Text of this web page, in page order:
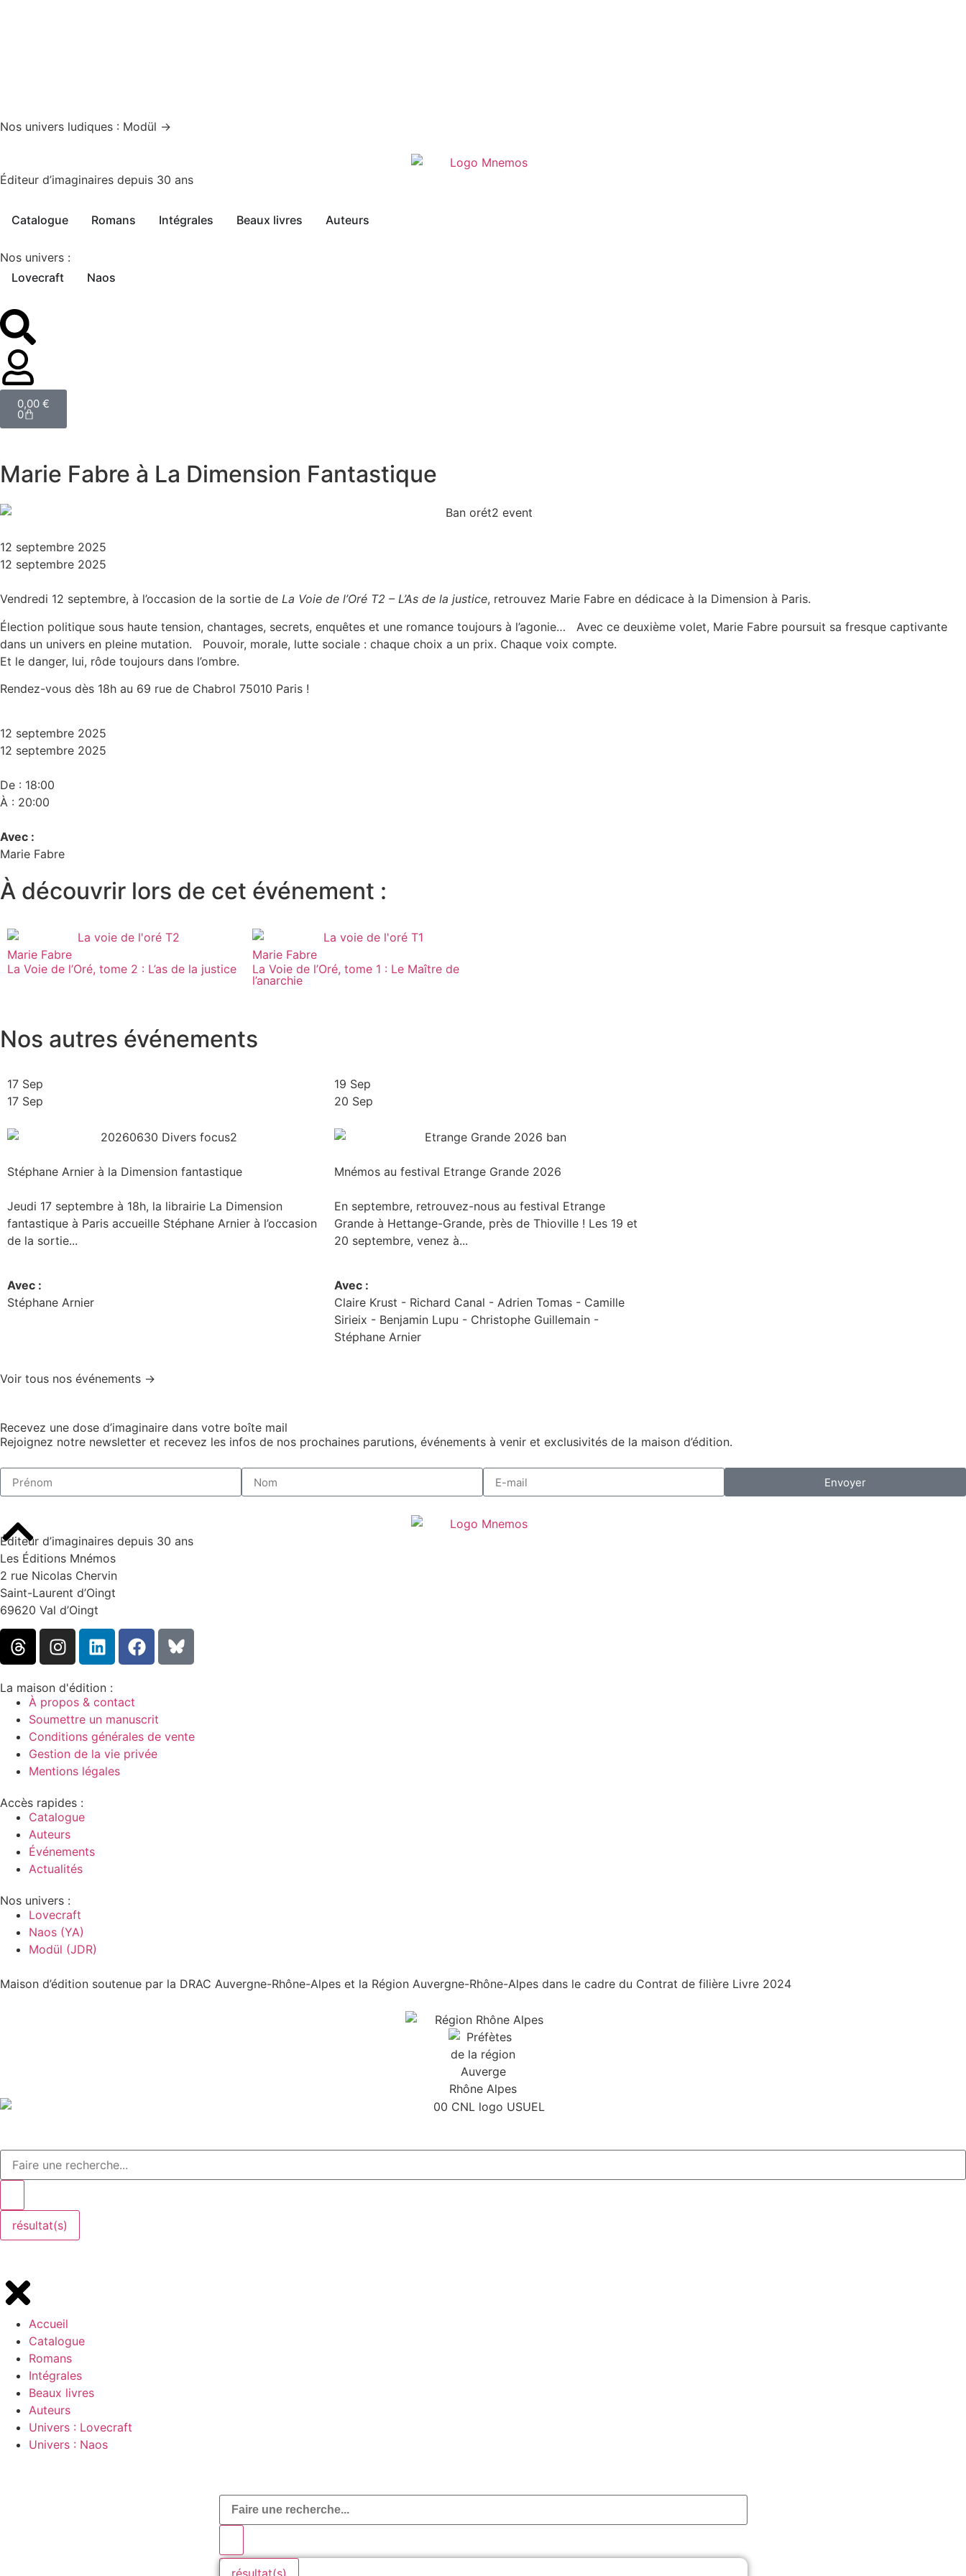
Nos univers ludiques : Modül →
Éditeur d’imaginaires depuis 30 ans
Catalogue Romans Intégrales Beaux livres Auteurs
Nos univers :
Lovecraft
Naos
0,00 €
0
Marie Fabre à La Dimension Fantastique
12 septembre 2025
12 septembre 2025
Vendredi 12 septembre, à l’occasion de la sortie de La Voie de l’Oré T2 – L’As de la justice, retrouvez Marie Fabre en dédicace à la Dimension à Paris.
Élection politique sous haute tension, chantages, secrets, enquêtes et une romance toujours à l’agonie… Avec ce deuxième volet, Marie Fabre poursuit sa fresque captivante
dans un univers en pleine mutation. Pouvoir, morale, lutte sociale : chaque choix a un prix. Chaque voix compte.
Et le danger, lui, rôde toujours dans l’ombre.
Rendez-vous dès 18h au 69 rue de Chabrol 75010 Paris !
12 septembre 2025
12 septembre 2025
De : 18:00
À : 20:00
Avec :
Marie Fabre
À découvrir lors de cet événement :
Marie Fabre
La Voie de l’Oré, tome 2 : L’as de la justice
Marie Fabre
La Voie de l’Oré, tome 1 : Le Maître de
l’anarchie
Nos autres événements
17 Sep
17 Sep
Stéphane Arnier à la Dimension fantastique
Jeudi 17 septembre à 18h, la librairie La Dimension
fantastique à Paris accueille Stéphane Arnier à l’occasion
de la sortie...
Avec :
Stéphane Arnier
19 Sep
20 Sep
Mnémos au festival Etrange Grande 2026
En septembre, retrouvez-nous au festival Etrange
Grande à Hettange-Grande, près de Thioville ! Les 19 et
20 septembre, venez à...
Avec :
Claire Krust - Richard Canal - Adrien Tomas - Camille
Sirieix - Benjamin Lupu - Christophe Guillemain -
Stéphane Arnier
Voir tous nos événements →
Recevez une dose d’imaginaire dans votre boîte mail
Rejoignez notre newsletter et recevez les infos de nos prochaines parutions, événements à venir et exclusivités de la maison d’édition.
Envoyer
Éditeur d’imaginaires depuis 30 ans
Les Éditions Mnémos
2 rue Nicolas Chervin
Saint-Laurent d’Oingt
69620 Val d’Oingt
La maison d'édition :
À propos & contact
Soumettre un manuscrit
Conditions générales de vente
Gestion de la vie privée
Mentions légales
Accès rapides :
Catalogue
Auteurs
Événements
Actualités
Nos univers :
Lovecraft
Naos (YA)
Modül (JDR)
Maison d’édition soutenue par la DRAC Auvergne-Rhône-Alpes et la Région Auvergne-Rhône-Alpes dans le cadre du Contrat de filière Livre 2024
résultat(s)
Accueil
Catalogue
Romans
Intégrales
Beaux livres
Auteurs
Univers : Lovecraft
Univers : Naos